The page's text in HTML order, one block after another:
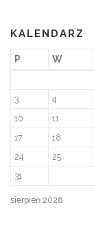
KALENDARZ
sierpień 2026
P W
3
4
10
11
17
18
24
25
31